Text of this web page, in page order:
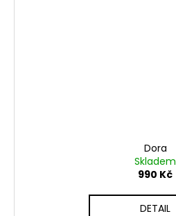
Dora
Skladem
990 Kč
DETAIL